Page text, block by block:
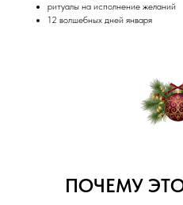
ритуалы на исполнение желаний
12 волшебных дней января
ПОЧЕМУ